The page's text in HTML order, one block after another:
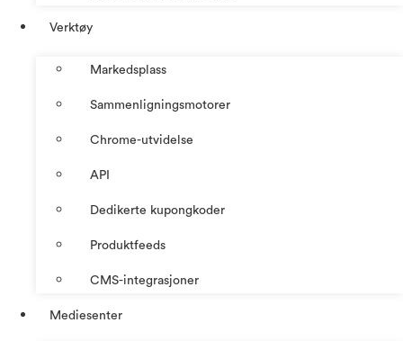
Verktøy
Markedsplass
Sammenligningsmotorer
Chrome-utvidelse
API
Dedikerte kupongkoder
Produktfeeds
CMS-integrasjoner
Mediesenter